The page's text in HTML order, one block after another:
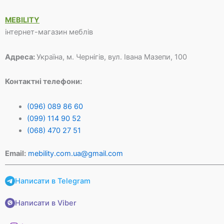
MEBILITY
інтернет-магазин меблів
Адреса:Україна, м. Чернігів, вул. Івана Мазепи, 100
Контактні телефони:
(096) 089 86 60
(099) 114 90 52
(068) 470 27 51
Email: mebility.com.ua@gmail.com
Написати в Telegram
Написати в Viber